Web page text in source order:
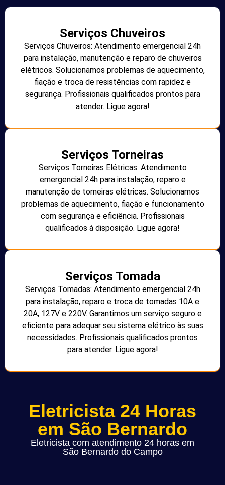
Serviços Chuveiros
Serviços Chuveiros: Atendimento emergencial 24h
para instalação, manutenção e reparo de chuveiros
elétricos. Solucionamos problemas de aquecimento,
fiação e troca de resistências com rapidez e
segurança. Profissionais qualificados prontos para
atender. Ligue agora!
Serviços Torneiras
Serviços Torneiras Elétricas: Atendimento
emergencial 24h para instalação, reparo e
manutenção de torneiras elétricas. Solucionamos
problemas de aquecimento, fiação e funcionamento
com segurança e eficiência. Profissionais
qualificados à disposição. Ligue agora!
Serviços Tomada
Serviços Tomadas: Atendimento emergencial 24h
para instalação, reparo e troca de tomadas 10A e
20A, 127V e 220V. Garantimos um serviço seguro e
eficiente para adequar seu sistema elétrico às suas
necessidades. Profissionais qualificados prontos
para atender. Ligue agora!
Eletricista 24 Horas
em São Bernardo
Eletricista com atendimento 24 horas em
São Bernardo do Campo